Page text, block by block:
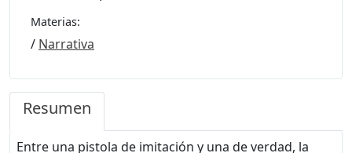
Materias:
/ Narrativa
Resumen
Entre una pistola de imitación y una de verdad, la